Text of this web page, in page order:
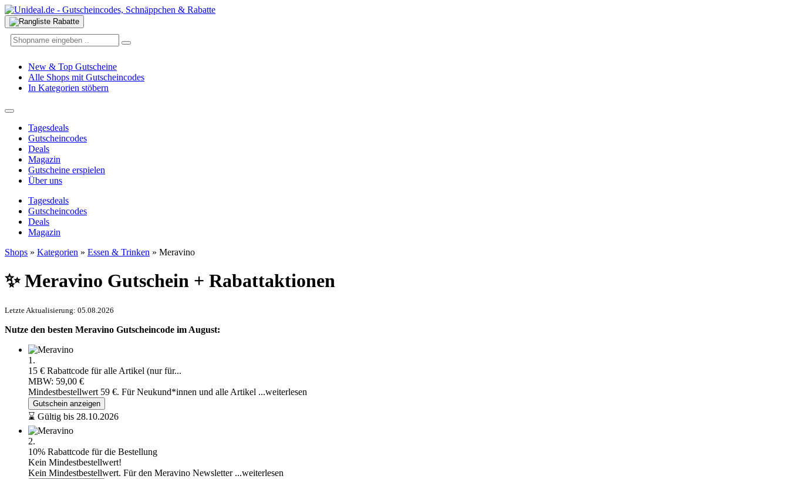
New & Top Gutscheine
Alle Shops mit Gutscheincodes
In Kategorien stöbern
Tagesdeals
Gutscheincodes
Deals
Magazin
Gutscheine erspielen
Über uns
Tagesdeals
Gutscheincodes
Deals
Magazin
Shops » Kategorien » Essen & Trinken » Meravino
✨ Meravino Gutschein + Rabattaktionen
Letzte Aktualisierung: 05.08.2026
Nutze den besten Meravino Gutscheincode im August:
1.
15 € Rabattcode für alle Artikel (nur für...
MBW: 59,00 €
Mindestbestellwert 59 €. Für Neukund*innen und alle Artikel ...weiterlesen
Gutschein anzeigen
⌛ Gültig bis 28.10.2026
2.
10% Rabattcode für die Bestellung
Kein Mindestbestellwert!
Kein Mindestbestellwert. Für den Meravino Newsletter ...weiterlesen